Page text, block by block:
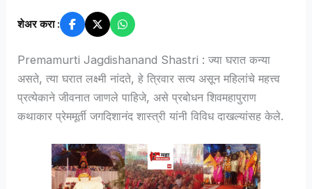
शेअर करा :
Premamurti Jagdishanand Shastri : ज्या घरात कन्या
असते, त्या घरात लक्ष्मी नांदते, हे त्रिवार सत्य असून महिलांचे महत्त्व
प्रत्येकाने जीवनात जाणले पाहिजे, असे प्रबोधन शिवमहापुराण
कथाकार प्रेममूर्ती जगदिशानंद शास्त्री यांनी विविध दाखल्यांसह केले.